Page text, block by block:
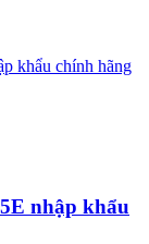
nhập khẩu